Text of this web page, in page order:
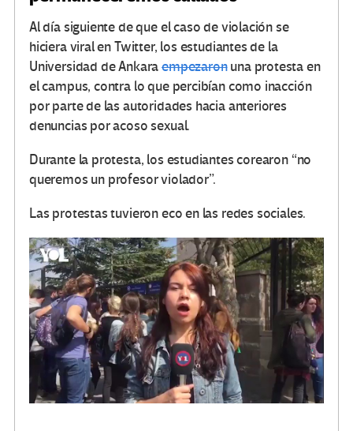
Al día siguiente de que el caso de violación se
hiciera viral en Twitter, los estudiantes de la
Universidad de Ankaraempezaronuna protesta en
el campus, contra lo que percibían como inacción
por parte de las autoridades hacia anteriores
denuncias por acoso sexual.
Durante la protesta, los estudiantes corearon “no
queremos un profesor violador”.
Las protestas tuvieron eco en las redes sociales.